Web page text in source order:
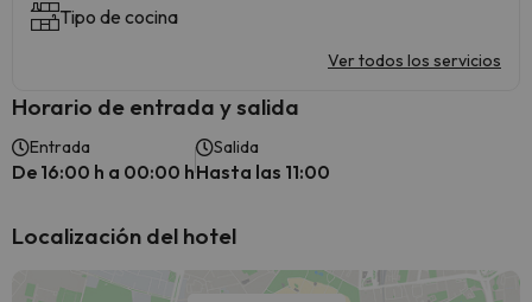
Tipo de cocina
Ver todos los servicios
Horario de entrada y salida
Entrada
De 16:00 h a 00:00 h
Salida
Hasta las 11:00
Localización del hotel